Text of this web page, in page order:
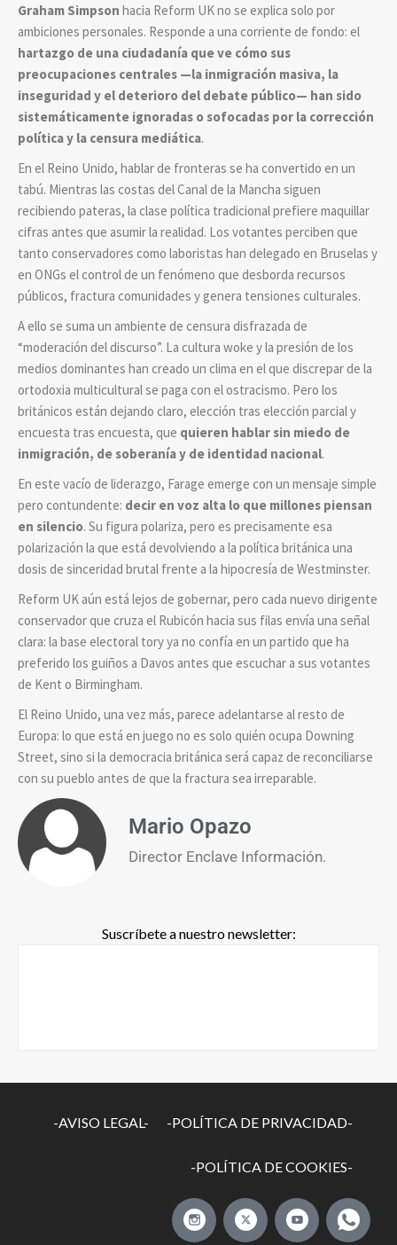
Graham Simpson hacia Reform UK no se explica solo por
ambiciones personales. Responde a una corriente de fondo: el
hartazgo de una ciudadanía que ve cómo sus
preocupaciones centrales —la inmigración masiva, la
inseguridad y el deterioro del debate público— han sido
sistemáticamente ignoradas o sofocadas por la corrección
política y la censura mediática.
En el Reino Unido, hablar de fronteras se ha convertido en un
tabú. Mientras las costas del Canal de la Mancha siguen
recibiendo pateras, la clase política tradicional prefiere maquillar
cifras antes que asumir la realidad. Los votantes perciben que
tanto conservadores como laboristas han delegado en Bruselas y
en ONGs el control de un fenómeno que desborda recursos
públicos, fractura comunidades y genera tensiones culturales.
A ello se suma un ambiente de censura disfrazada de
“moderación del discurso”. La cultura woke y la presión de los
medios dominantes han creado un clima en el que discrepar de la
ortodoxia multicultural se paga con el ostracismo. Pero los
británicos están dejando claro, elección tras elección parcial y
encuesta tras encuesta, que quieren hablar sin miedo de
inmigración, de soberanía y de identidad nacional.
En este vacío de liderazgo, Farage emerge con un mensaje simple
pero contundente: decir en voz alta lo que millones piensan
en silencio. Su figura polariza, pero es precisamente esa
polarización la que está devolviendo a la política británica una
dosis de sinceridad brutal frente a la hipocresía de Westminster.
Reform UK aún está lejos de gobernar, pero cada nuevo dirigente
conservador que cruza el Rubicón hacia sus filas envía una señal
clara: la base electoral tory ya no confía en un partido que ha
preferido los guiños a Davos antes que escuchar a sus votantes
de Kent o Birmingham.
El Reino Unido, una vez más, parece adelantarse al resto de
Europa: lo que está en juego no es solo quién ocupa Downing
Street, sino si la democracia británica será capaz de reconciliarse
con su pueblo antes de que la fractura sea irreparable.
Mario Opazo
Director Enclave Información.
Suscríbete a nuestro newsletter:
-AVISO LEGAL- -POLÍTICA DE PRIVACIDAD-
-POLÍTICA DE COOKIES-